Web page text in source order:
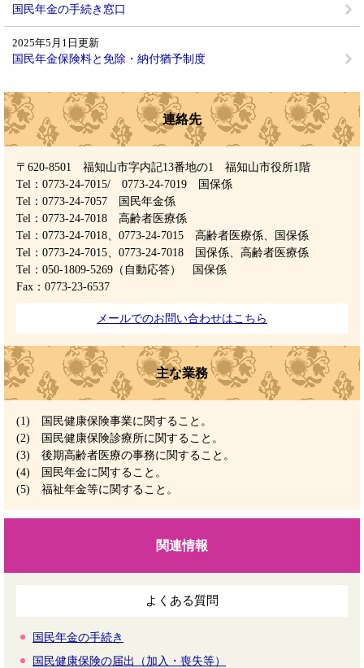
国民年金の手続き窓口
2025年5月1日更新
国民年金保険料と免除・納付猶予制度
連絡先
〒620-8501 福知山市字内記13番地の1 福知山市役所1階
Tel：0773-24-7015/ 0773-24-7019
国保係
Tel：0773-24-7057
国民年金係
Tel：0773-24-7018
高齢者医療係
Tel：0773-24-7018、0773-24-7015
高齢者医療係、国保係
Tel：0773-24-7015、0773-24-7018
国保係、高齢者医療係
Tel：050-1809-5269（自動応答）
国保係
Fax：0773-23-6537
メールでのお問い合わせはこちら
主な業務
(1) 国民健康保険事業に関すること。
(2) 国民健康保険診療所に関すること。
(3) 後期高齢者医療の事務に関すること。
(4) 国民年金に関すること。
(5) 福祉年金等に関すること。
関連情報
よくある質問
国民年金の手続き
国民健康保険の届出（加入・喪失等）